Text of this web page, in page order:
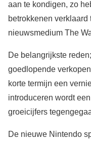
aan te kondigen, zo
betrokkenen
nieuwsmedium The
De belangrijkste
goedlopende
korte termijn een
introduceren wordt
groeicijfers
De nieuwe Nintendo